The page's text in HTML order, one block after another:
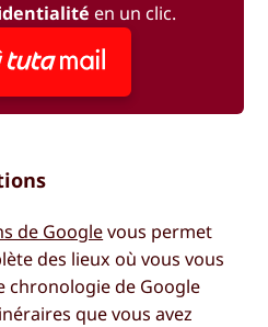
en un clic.
de Googlevous permet
des lieux où vous vous
chronologie de Google
que vous avez